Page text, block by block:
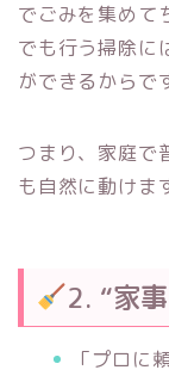
でごみを集めて
でも行う掃除に
ができるからで
つまり、家庭で
も自然に動けま
2. “家
「プロに